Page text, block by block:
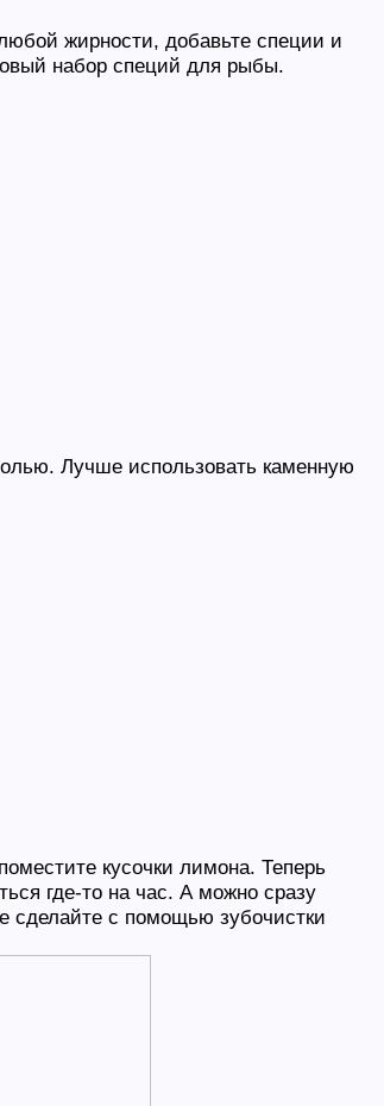
жирности, добавьте специи и
набор специй для рыбы.
Лучше использовать каменную
кусочки лимона. Теперь
где-то на час. А можно сразу
сделайте с помощью зубочистки